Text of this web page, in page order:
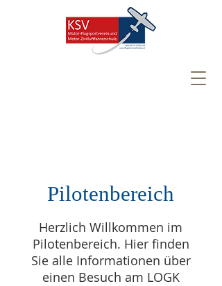
Pilotenbereich
Herzlich Willkommen im
Pilotenbereich. Hier finden
Sie alle Informationen über
einen Besuch am LOGK